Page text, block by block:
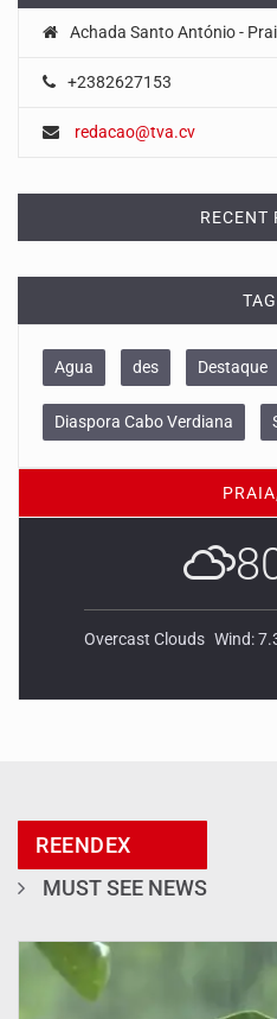
Achada Santo António -
+2382627153
redacao@tva.cv
RECENT
Agua des Destaque
Diaspora Cabo Verdiana
Overcast Clouds Wind:
REENDEX
MUST SEE NEWS